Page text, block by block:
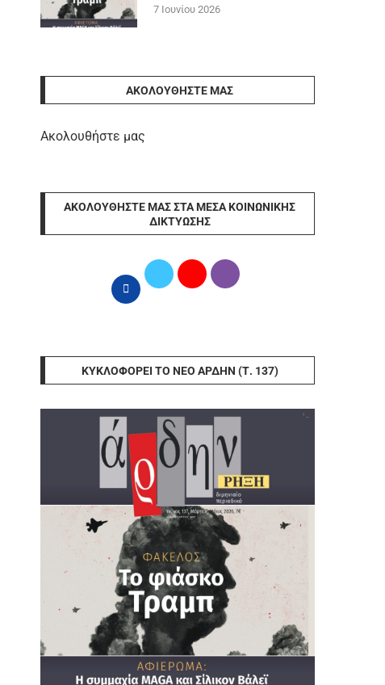
7 Ιουνίου 2026
ΑΚΟΛΟΥΘΉΣΤΕ ΜΑΣ
Ακολουθήστε μας
ΑΚΟΛΟΥΘΉΣΤΕ ΜΑΣ ΣΤΑ ΜΈΣΑ ΚΟΙΝΩΝΙΚΉΣ
ΔΙΚΤΎΩΣΗΣ
ΚΥΚΛΟΦΟΡΕΊ ΤΟ ΝΈΟ ΆΡΔΗΝ (Τ. 137)